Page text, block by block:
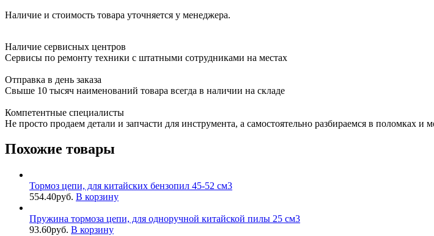
Наличие и стоимость товара уточняется у менеджера.
Наличие сервисных центров
Сервисы по ремонту техники с штатными сотрудниками на местах
Отправка в день заказа
Свыше 10 тысяч наименований товара всегда в наличии на складе
Компетентные специалисты
Не просто продаем детали и запчасти для инструмента, а самостоятельно разбираемся в поломках и
Похожие товары
Тормоз цепи, для китайских бензопил 45-52 см3
554.40руб. В корзину
Пружина тормоза цепи, для одноручной китайской пилы 25 см3
93.60руб. В корзину